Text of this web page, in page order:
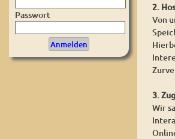
Passwort
2.
Von
3.
Wir